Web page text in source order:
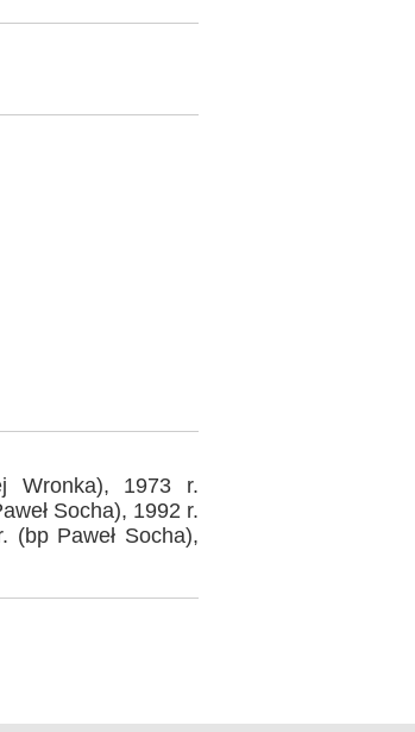
Wronka), 1973 r.
Socha), 1992 r.
(bp Paweł Socha),